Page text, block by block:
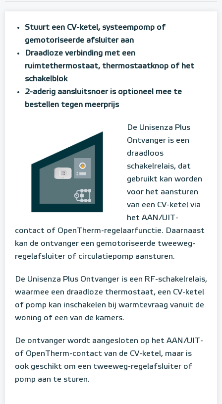
Stuurt een CV-ketel, systeempomp of
gemotoriseerde afsluiter aan
Draadloze verbinding met een
ruimtethermostaat, thermostaatknop of het
schakelblok
2-aderig aansluitsnoer is optioneel mee te
bestellen tegen meerprijs
De Unisenza Plus
Ontvanger is een
draadloos
schakelrelais, dat
gebruikt kan worden
voor het aansturen
van een CV-ketel via
het AAN/UIT-
contact of OpenTherm-regelaarfunctie. Daarnaast
kan de ontvanger een gemotoriseerde tweeweg-
regelafsluiter of circulatiepomp aansturen.
De Unisenza Plus Ontvanger is een RF-schakelrelais,
waarmee een draadloze thermostaat, een CV-ketel
of pomp kan inschakelen bij warmtevraag vanuit de
woning of een van de kamers.
De ontvanger wordt aangesloten op het AAN/UIT-
of OpenTherm-contact van de CV-ketel, maar is
ook geschikt om een tweeweg-regelafsluiter of
pomp aan te sturen.